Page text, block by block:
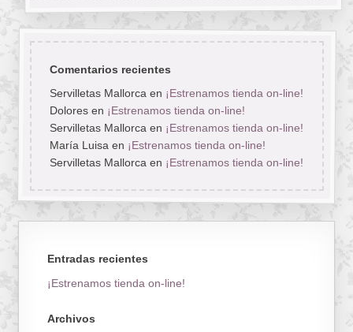
Comentarios recientes
Servilletas Mallorcaen ¡Estrenamos tienda on-line!
Doloresen ¡Estrenamos tienda on-line!
Servilletas Mallorcaen ¡Estrenamos tienda on-line!
María Luisaen ¡Estrenamos tienda on-line!
Servilletas Mallorcaen ¡Estrenamos tienda on-line!
Entradas recientes
¡Estrenamos tienda on-line!
Archivos